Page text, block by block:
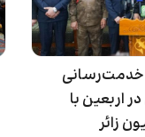
اربعین با